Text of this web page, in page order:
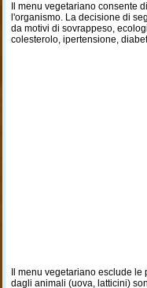
Il menu vegetariano consente
l'organismo. La decisione di
da motivi di sovrappeso,
colesterolo, ipertensione,
Il menu vegetariano esclude
dagli animali (uova, latticini)